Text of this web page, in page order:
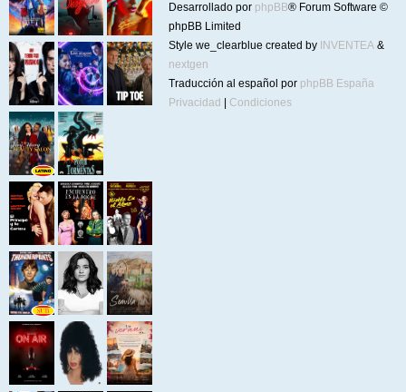
Desarrollado por phpBB® Forum Software ©
phpBB Limited
Style we_clearblue created by INVENTEA &
nextgen
Traducción al español por phpBB España
Privacidad
Condiciones